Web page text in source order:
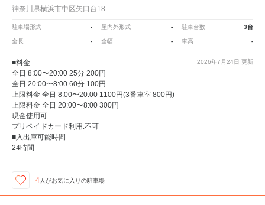
神奈川県横浜市中区矢口台18
駐車場形式 - 屋内外形式 - 駐車台数 3台
全長 - 全幅 - 車高 -
2026年7月24日 更新
■料金
全日 8:00〜20:00 25分 200円
全日 20:00〜8:00 60分 100円
上限料金 全日 8:00〜20:00 1100円(3番車室 800円)
上限料金 全日 20:00〜8:00 300円
現金使用可
プリペイドカード利用:不可
■入出庫可能時間
24時間
4 人がお気に入りの駐車場